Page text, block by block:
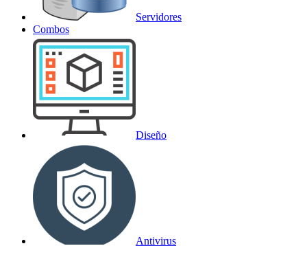
Servidores
Combos
Diseño
Antivirus